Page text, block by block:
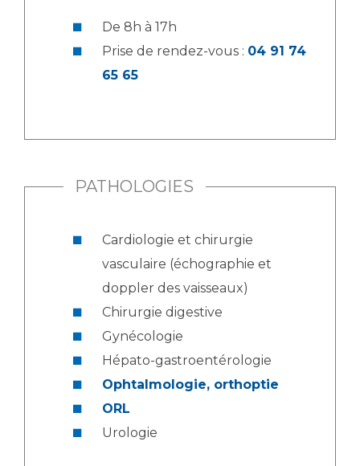
Les recherches en santé à l’AP-HM
De 8h à 17h
Prise de rendez-vous : 04 91 74
65 65
PATHOLOGIES
Cardiologie et chirurgie
vasculaire (échographie et
doppler des vaisseaux)
Chirurgie digestive
Gynécologie
Hépato-gastroentérologie
Ophtalmologie, orthoptie
ORL
Urologie